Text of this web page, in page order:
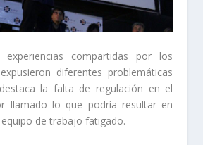
compartidas por los
diferentes problemáticas
la falta de regulación en el
llamado lo que podría resultar en
de trabajo fatigado.